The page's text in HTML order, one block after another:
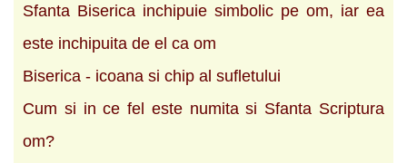
Sfanta Biserica inchipuie simbolic pe om, iar ea
este inchipuita de el ca om
Biserica - icoana si chip al sufletului
Cum si in ce fel este numita si Sfanta Scriptura
om?